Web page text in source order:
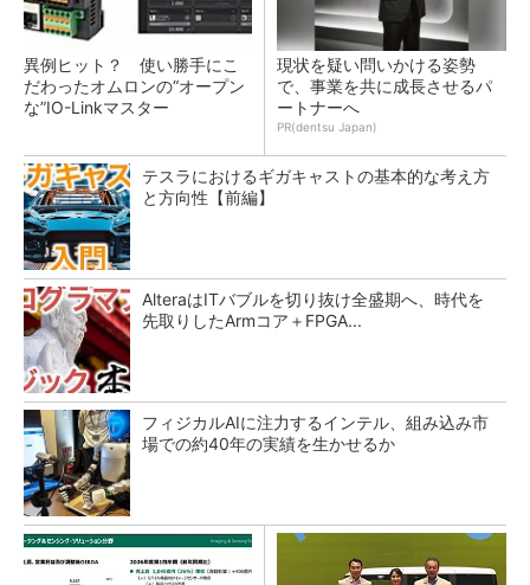
異例ヒット？ 使い勝手にこ
だわったオムロンの“オープン
な”IO-Linkマスター
現状を疑い問いかける姿勢
で、事業を共に成長させるパ
ートナーへ
PR(dentsu Japan)
テスラにおけるギガキャストの基本的な考え方
と方向性【前編】
AlteraはITバブルを切り抜け全盛期へ、時代を
先取りしたArmコア＋FPGA...
フィジカルAIに注力するインテル、組み込み市
場での約40年の実績を生かせるか